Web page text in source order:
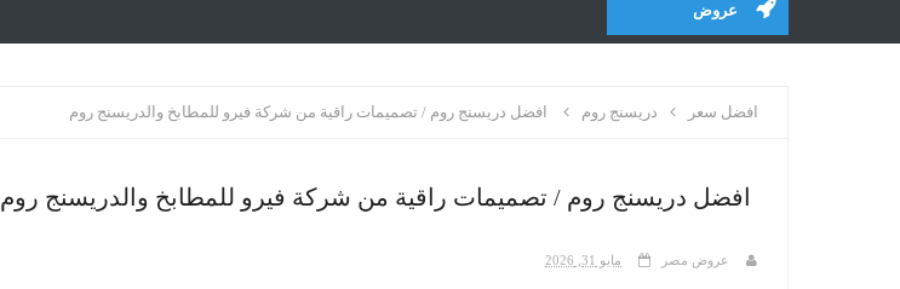
عروض
افضل سعر دريسنج روم افضل دريسنج روم / تصميمات راقية من شركة فيرو للمطابخ والدريسنج روم
افضل دريسنج روم / تصميمات راقية من شركة فيرو للمطابخ والدريسنج روم
عروض مصر مايو 31, 2026